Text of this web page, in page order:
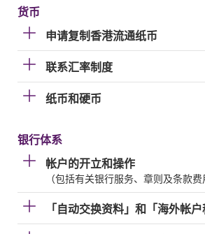
货币
申请复制香港流通纸币
联系汇率制度
纸币和硬币
银行体系
帐户的开立和操作
（包括有关银行服务、章则及条款费
「自动交换资料」和「海外帐户